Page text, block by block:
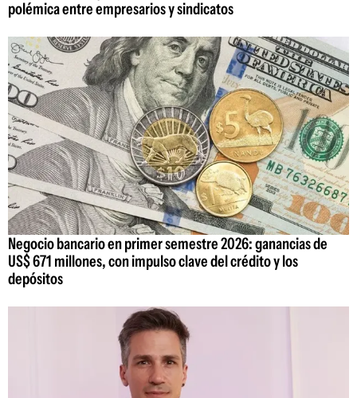
polémica entre empresarios y sindicatos
Negocio bancario en primer semestre 2026: ganancias de
US$ 671 millones, con impulso clave del crédito y los
depósitos